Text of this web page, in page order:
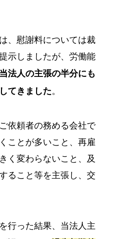
、慰謝料については裁
示しましたが、労働能
当法人の主張の半分にも
てきました。
依頼者の務める会社で
ことが多いこと、再雇
く変わらないこと、及
ること等を主張し、交
行った結果、当法人主